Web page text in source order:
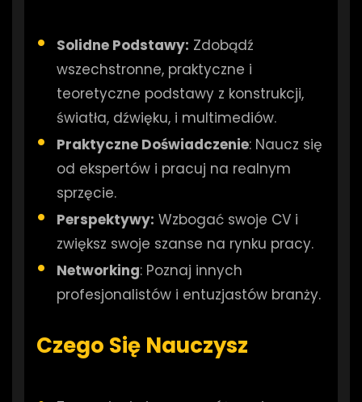
Solidne Podstawy: Zdobądź
wszechstronne, praktyczne i
teoretyczne podstawy z konstrukcji,
światła, dźwięku, i multimediów.
Praktyczne Doświadczenie: Naucz się
od ekspertów i pracuj na realnym
sprzęcie.
Perspektywy: Wzbogać swoje CV i
zwiększ swoje szanse na rynku pracy.
Networking: Poznaj innych
profesjonalistów i entuzjastów branży.
Czego Się Nauczysz